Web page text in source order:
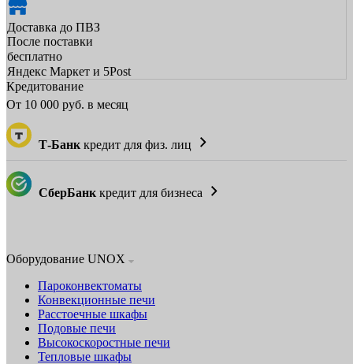
Доставка до ПВЗ
После поставки
бесплатно
Яндекс Маркет и 5Post
Кредитование
От 10 000 руб. в месяц
Т-Банк кредит для физ. лиц
СберБанк кредит для бизнеса
Оборудование UNOX
Пароконвектоматы
Конвекционные печи
Расстоечные шкафы
Подовые печи
Высокоскоростные печи
Тепловые шкафы